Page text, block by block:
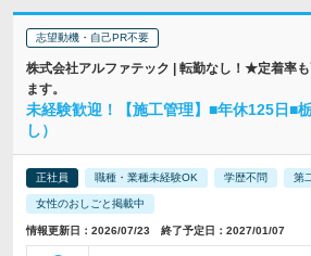
志望動機・自己PR不要
株式会社アルファテック | 転勤なし！★定着率
ます。
未経験歓迎！【施工管理】■年休125日■
し）
正社員 職種・業種未経験OK 学歴不問 第
女性のおしごと掲載中
情報更新日：2026/07/23 終了予定日：2027/01/07